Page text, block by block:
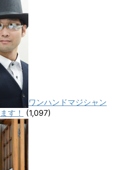
ワンハンドマジシャン
す！
(1,097)